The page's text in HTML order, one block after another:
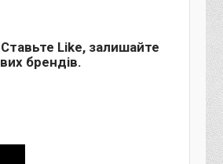
Like, залишайте
брендів.